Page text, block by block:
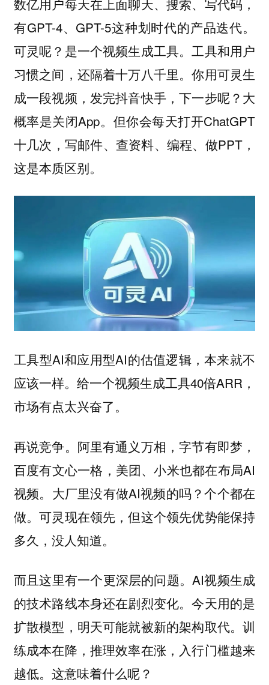
有GPT-4、GPT-5这种划时代的产品迭代。
可灵呢？是一个视频生成工具。工具和用户
习惯之间，还隔着十万八千里。你用可灵生
成一段视频，发完抖音快手，下一步呢？大
概率是关闭App。但你会每天打开ChatGPT
十几次，写邮件、查资料、编程、做PPT，
这是本质区别。
工具型AI和应用型AI的估值逻辑，本来就不
应该一样。给一个视频生成工具40倍ARR，
市场有点太兴奋了。
再说竞争。阿里有通义万相，字节有即梦，
百度有文心一格，美团、小米也都在布局AI
视频。大厂里没有做AI视频的吗？个个都在
做。可灵现在领先，但这个领先优势能保持
多久，没人知道。
而且这里有一个更深层的问题。AI视频生成
的技术路线本身还在剧烈变化。今天用的是
扩散模型，明天可能就被新的架构取代。训
练成本在降，推理效率在涨，入行门槛越来
越低。这意味着什么呢？